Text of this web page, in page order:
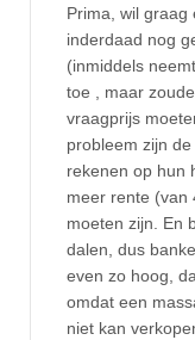
Prima, wil graag
inderdaad nog
(inmiddels
toe , maar
vraagprijs
probleem zijn
rekenen op hun
meer rente (van
moeten zijn. En
dalen, dus
even zo hoog,
omdat een
niet kan